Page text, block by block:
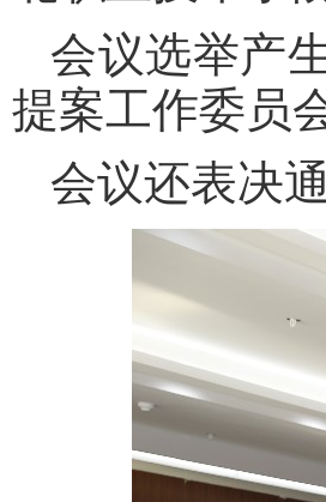
会议选举产
提案工作委员
会议还表决